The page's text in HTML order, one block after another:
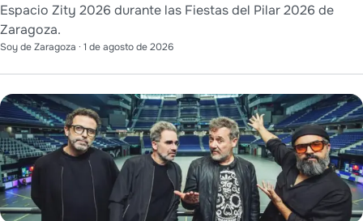
Espacio Zity 2026 durante las Fiestas del Pilar 2026 de
Zaragoza.
Soy de Zaragoza · 1 de agosto de 2026